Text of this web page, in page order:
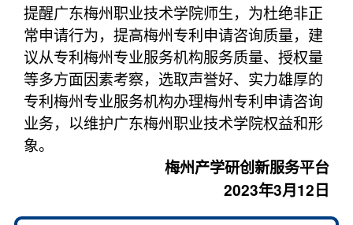
提醒广东梅州职业技术学院师生，为杜绝非正
常申请行为，提高梅州专利申请咨询质量，建
议从专利梅州专业服务机构服务质量、授权量
等多方面因素考察，选取声誉好、实力雄厚的
专利梅州专业服务机构办理梅州专利申请咨询
业务，以维护广东梅州职业技术学院权益和形
象。
梅州产学研创新服务平台
2023年3月12日